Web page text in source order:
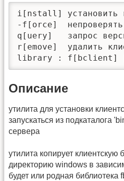
i[nstall] установить
-f[orce]  непроверять
q[uery]   запрос
r[emove]  удалить
library : f[bclient] |
Описание
утилита для установки
запускаться из подкаталога
сервера
утилита копирует клиентскую
директорию windows в
будет или родная библиотека